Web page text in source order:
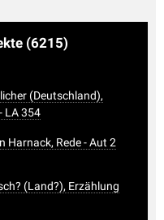
(6215)
(Deutschland),
LA 354
Harnack, Rede - Aut 2
(Land?), Erzählung